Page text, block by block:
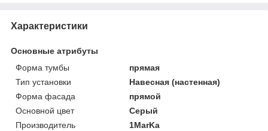
Характеристики
Основные атрибуты
Форма тумбы
прямая
Тип установки
Навесная (настенная)
Форма фасада
прямой
Основной цвет
Серый
Производитель
1MarKa